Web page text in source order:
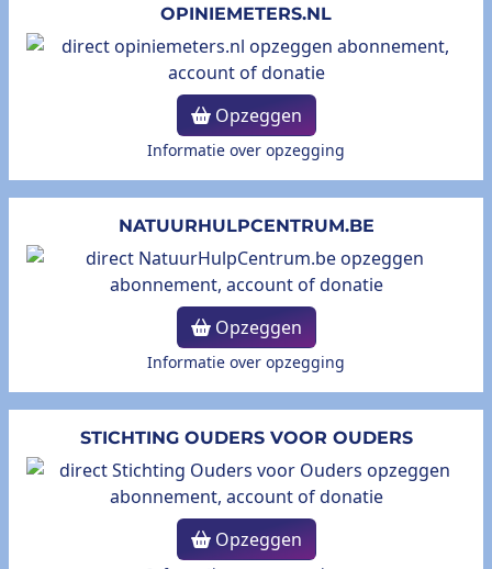
OPINIEMETERS.NL
Opzeggen
Informatie over opzegging
NATUURHULPCENTRUM.BE
Opzeggen
Informatie over opzegging
STICHTING OUDERS VOOR OUDERS
Opzeggen